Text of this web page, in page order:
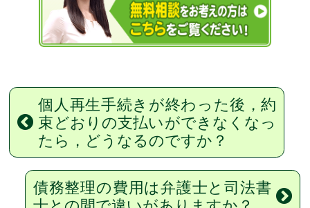
個人再生手続きが終わった後，約
束どおりの支払いができなくなっ
たら，どうなるのですか？
債務整理の費用は弁護士と司法書